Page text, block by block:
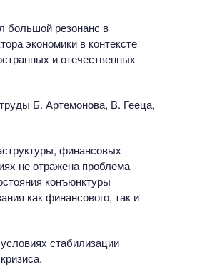
большой резонанс в
экономики в контексте
и отечественных
Б. Артемонова, В. Гееца,
финансовых
не отражена проблема
конъюнктуры
как финансового, так и
стабилизации